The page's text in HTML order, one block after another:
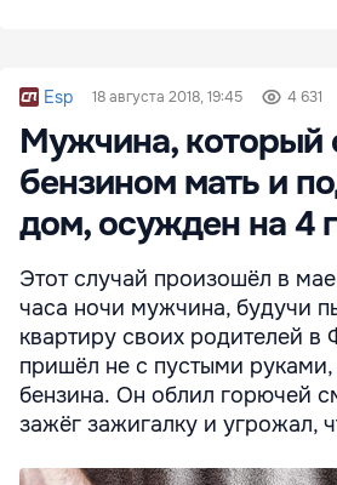
Esp 18 августа 2018, 19:45 4 631
Мужчина, который
бензином мать и
дом, осужден на 4
Этот случай произошёл в
часа ночи мужчина, будучи
квартиру своих родителей в
пришёл не с пустыми руками,
бензина. Он облил горючей
зажёг зажигалку и угрожал,